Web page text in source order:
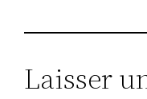
Laisser